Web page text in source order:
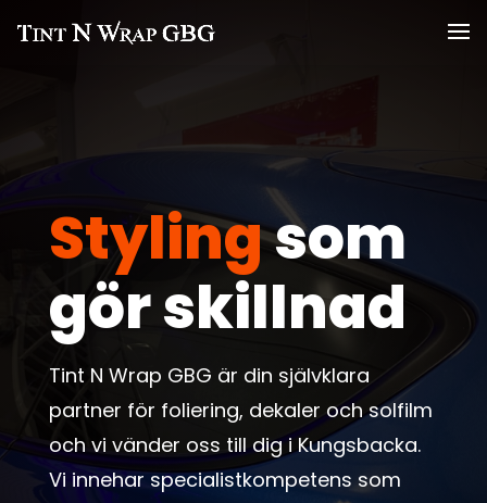
Stylingsom
gör skillnad
Tint N Wrap GBG är din självklara
partner för foliering, dekaler och solfilm
och vi vänder oss till dig i Kungsbacka.
Vi innehar specialistkompetens som